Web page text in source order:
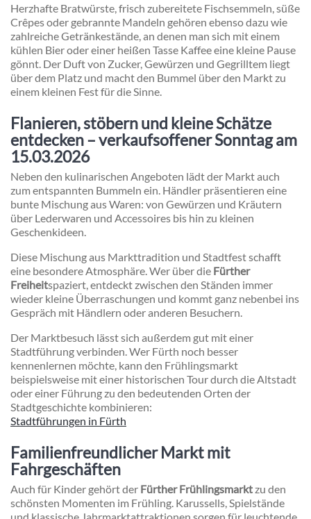
Herzhafte Bratwürste, frisch zubereitete Fischsemmeln, süße
Crêpes oder gebrannte Mandeln gehören ebenso dazu wie
zahlreiche Getränkestände, an denen man sich mit einem
kühlen Bier oder einer heißen Tasse Kaffee eine kleine Pause
gönnt. Der Duft von Zucker, Gewürzen und Gegrilltem liegt
über dem Platz und macht den Bummel über den Markt zu
einem kleinen Fest für die Sinne.
Flanieren, stöbern und kleine Schätze
entdecken – verkaufsoffener Sonntag am
15.03.2026
Neben den kulinarischen Angeboten lädt der Markt auch
zum entspannten Bummeln ein. Händler präsentieren eine
bunte Mischung aus Waren: von Gewürzen und Kräutern
über Lederwaren und Accessoires bis hin zu kleinen
Geschenkideen.
Diese Mischung aus Markttradition und Stadtfest schafft
eine besondere Atmosphäre. Wer über die Fürther
Freiheitspaziert, entdeckt zwischen den Ständen immer
wieder kleine Überraschungen und kommt ganz nebenbei ins
Gespräch mit Händlern oder anderen Besuchern.
Der Marktbesuch lässt sich außerdem gut mit einer
Stadtführung verbinden. Wer Fürth noch besser
kennenlernen möchte, kann den Frühlingsmarkt
beispielsweise mit einer historischen Tour durch die Altstadt
oder einer Führung zu den bedeutenden Orten der
Stadtgeschichte kombinieren:
Stadtführungen in Fürth
Familienfreundlicher Markt mit
Fahrgeschäften
Auch für Kinder gehört der Fürther Frühlingsmarktzu den
schönsten Momenten im Frühling. Karussells, Spielstände